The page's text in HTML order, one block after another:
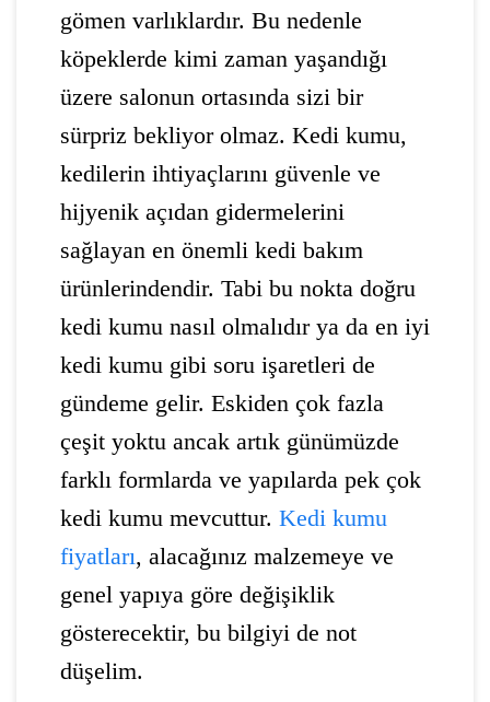
gömen varlıklardır. Bu nedenle
köpeklerde kimi zaman yaşandığı
üzere salonun ortasında sizi bir
sürpriz bekliyor olmaz. Kedi kumu,
kedilerin ihtiyaçlarını güvenle ve
hijyenik açıdan gidermelerini
sağlayan en önemli kedi bakım
ürünlerindendir. Tabi bu nokta doğru
kedi kumu nasıl olmalıdır ya da en iyi
kedi kumu gibi soru işaretleri de
gündeme gelir. Eskiden çok fazla
çeşit yoktu ancak artık günümüzde
farklı formlarda ve yapılarda pek çok
kedi kumu mevcuttur. Kedi kumu
fiyatları, alacağınız malzemeye ve
genel yapıya göre değişiklik
gösterecektir, bu bilgiyi de not
düşelim.